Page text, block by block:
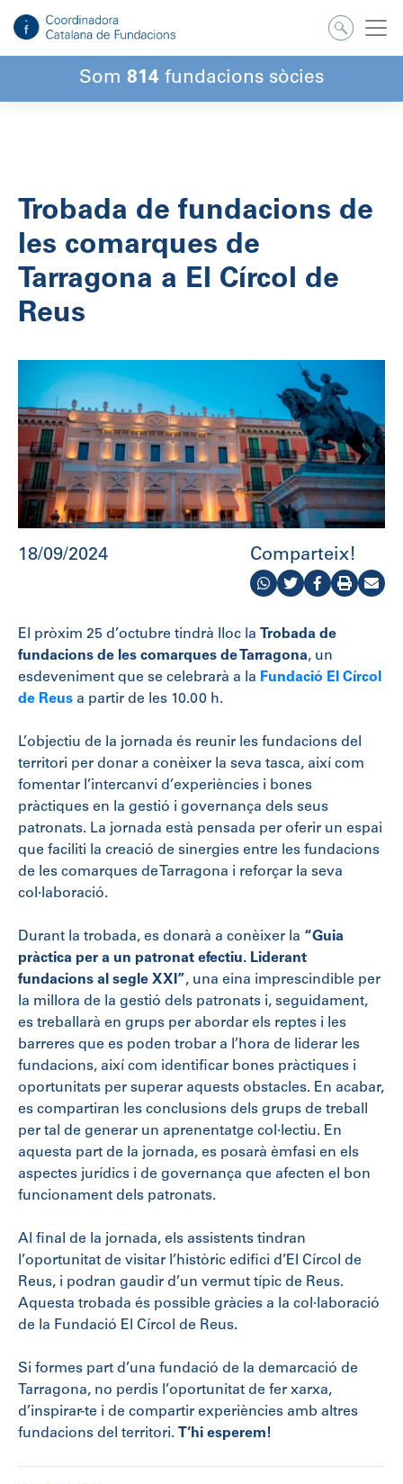
contingut
Som 814 fundacions sòcies
Trobada de fundacions de
les comarques de
Tarragona a El Círcol de
Reus
18/09/2024 Comparteix!
El pròxim 25 d’octubre tindrà lloc la
Trobada de
fundacions de les comarques de Tarragona, un
esdeveniment que se celebrarà a la Fundació El Círcol
de Reus a partir de les 10.00 h.
L’objectiu de la jornada és reunir les fundacions del
territori per donar a conèixer la seva tasca, així com
fomentar l’intercanvi d’experiències i bones
pràctiques en la gestió i governança dels seus
patronats. La jornada està pensada per oferir un espai
que faciliti la creació de sinergies entre les fundacions
de les comarques de Tarragona i reforçar la seva
col·laboració.
Durant la trobada, es donarà a conèixer la “Guia
pràctica per a un patronat efectiu. Liderant
fundacions al segle XXI”, una eina imprescindible per
la millora de la gestió dels patronats i, seguidament,
es treballarà en grups per abordar els reptes i les
barreres que es poden trobar a l’hora de liderar les
fundacions, així com identificar bones pràctiques i
oportunitats per superar aquests obstacles. En acabar,
es compartiran les conclusions dels grups de treball
per tal de generar un aprenentatge col·lectiu. En
aquesta part de la jornada, es posarà èmfasi en els
aspectes jurídics i de governança que afecten el bon
funcionament dels patronats.
Al final de la jornada, els assistents tindran
l’oportunitat de visitar l’històric edifici d’El Círcol de
Reus, i podran gaudir d’un vermut típic de Reus.
Aquesta trobada és possible gràcies a la col·laboració
de la Fundació El Círcol de Reus.
Si formes part d’una fundació de la demarcació de
Tarragona, no perdis l’oportunitat de fer xarxa,
d’inspirar-te i de compartir experiències amb altres
fundacions del territori.
T’hi esperem!